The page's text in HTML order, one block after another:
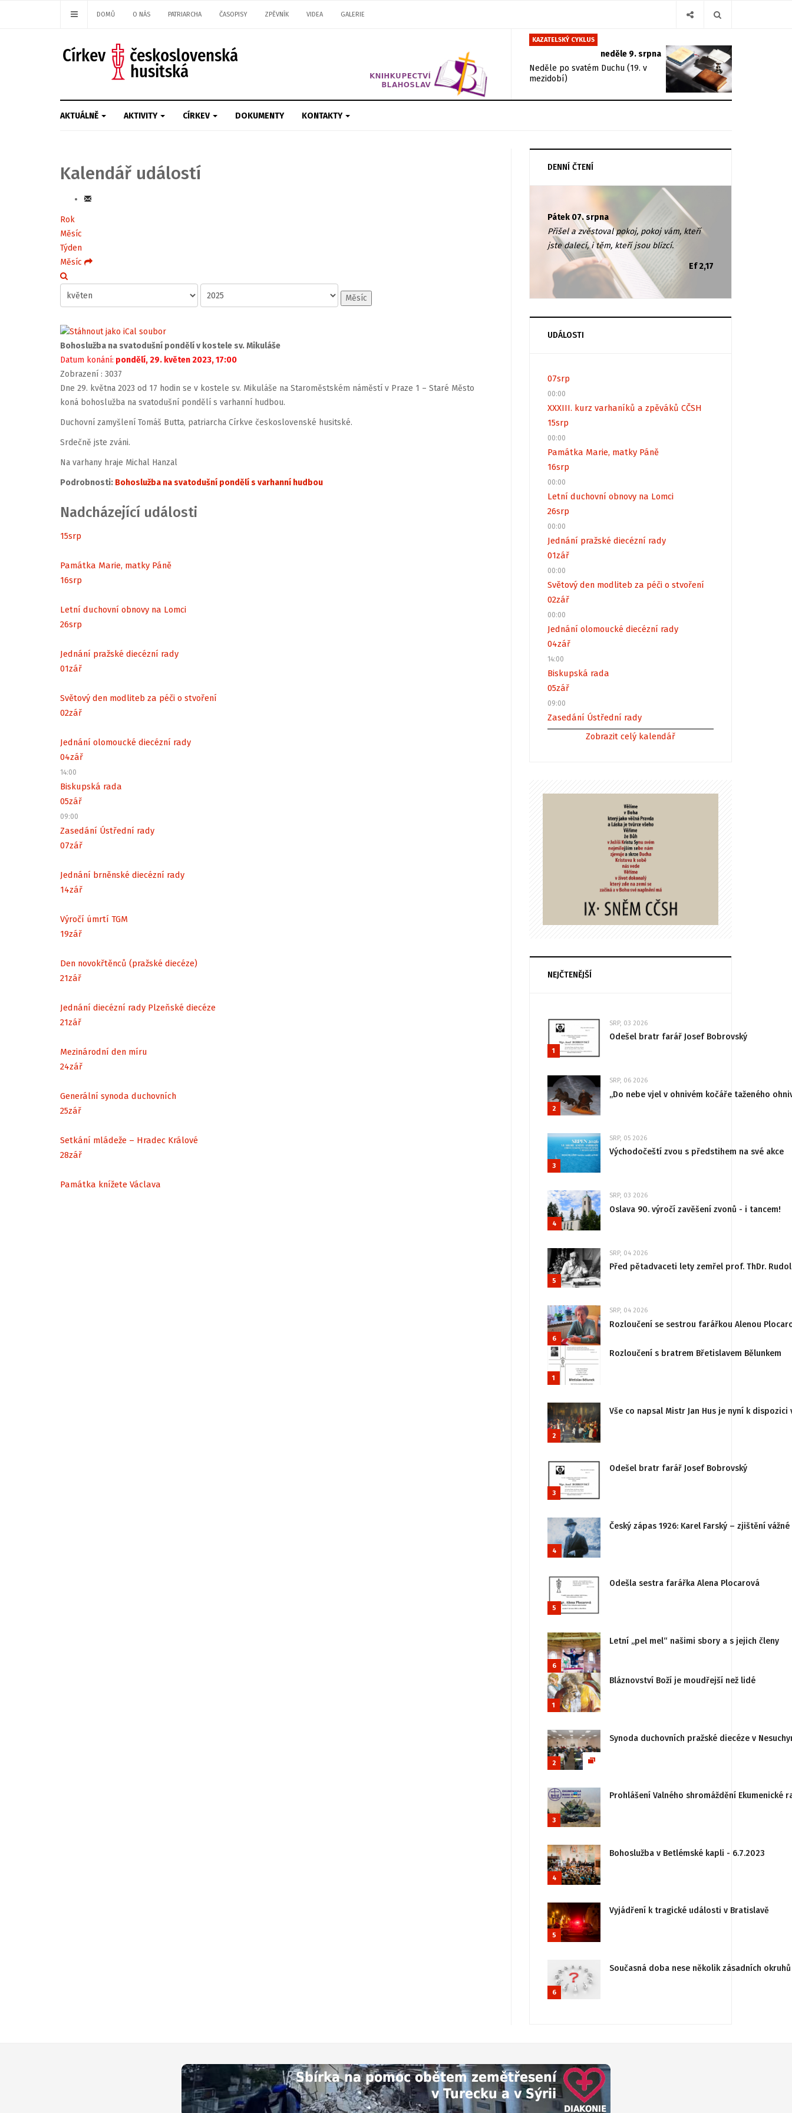
DOMŮ O NÁS PATRIARCHA ČASOPISY ZPĚVNÍK VIDEA GALERIE
KAZATELSKÝ CYKLUS
neděle 9. srpna
Neděle po svatém Duchu (19. v
mezidobí)
AKTUÁLNĚ AKTIVITY CÍRKEV DOKUMENTY KONTAKTY
Kalendář událostí
Rok
Měsíc
Týden
Měsíc
Měsíc
Bohoslužba na svatodušní pondělí v kostele sv. Mikuláše
Datum konání: pondělí, 29. květen 2023, 17:00
Zobrazení : 3037
Dne 29. května 2023 od 17 hodin se v kostele sv. Mikuláše na Staroměstském náměstí v Praze 1 – Staré Město
koná bohoslužba na svatodušní pondělí s varhanní hudbou.
Duchovní zamyšlení Tomáš Butta, patriarcha Církve československé husitské.
Srdečně jste zváni.
Na varhany hraje Michal Hanzal
Podrobnosti: Bohoslužba na svatodušní pondělí s varhanní hudbou
Nadcházející události
15srp
Památka Marie, matky Páně
16srp
Letní duchovní obnovy na Lomci
26srp
Jednání pražské diecézní rady
01zář
Světový den modliteb za péči o stvoření
02zář
Jednání olomoucké diecézní rady
04zář
14:00
Biskupská rada
05zář
09:00
Zasedání Ústřední rady
07zář
Jednání brněnské diecézní rady
14zář
Výročí úmrtí TGM
19zář
Den novokřtěnců (pražské diecéze)
21zář
Jednání diecézní rady Plzeňské diecéze
21zář
Mezinárodní den míru
24zář
Generální synoda duchovních
25zář
Setkání mládeže – Hradec Králové
28zář
Památka knížete Václava
DENNÍ ČTENÍ
Pátek 07. srpna
Přišel a zvěstoval pokoj, pokoj vám, kteří
jste dalecí, i těm, kteří jsou blízcí.
Ef 2,17
UDÁLOSTI
07srp
00:00
XXXIII. kurz varhaníků a zpěváků CČSH
15srp
00:00
Památka Marie, matky Páně
16srp
00:00
Letní duchovní obnovy na Lomci
26srp
00:00
Jednání pražské diecézní rady
01zář
00:00
Světový den modliteb za péči o stvoření
02zář
00:00
Jednání olomoucké diecézní rady
04zář
14:00
Biskupská rada
05zář
09:00
Zasedání Ústřední rady
Zobrazit celý kalendář
NEJČTENĚJŠÍ
1
SRP, 03 2026
Odešel bratr farář Josef Bobrovský
2
SRP, 06 2026
„Do nebe vjel v ohnivém kočáře taženého
3
SRP, 05 2026
Východočeští zvou s předstihem na své akce
4
SRP, 03 2026
Oslava 90. výročí zavěšení zvonů - i tancem!
5
SRP, 04 2026
Před pětadvaceti lety zemřel prof. ThDr.
6
SRP, 04 2026
Rozloučení se sestrou farářkou Alenou
1
Rozloučení s bratrem Břetislavem Bělunkem
2
Vše co napsal Mistr Jan Hus je nyní k
3
Odešel bratr farář Josef Bobrovský
4
Český zápas 1926: Karel Farský – zjištění
5
Odešla sestra farářka Alena Plocarová
6
Letní „pel mel“ našimi sbory a s jejich členy
1
Bláznovství Boží je moudřejší než lidé
2
Synoda duchovních pražské diecéze v
3
Prohlášení Valného shromáždění
4
Bohoslužba v Betlémské kapli - 6.7.2023
5
Vyjádření k tragické události v Bratislavě
6
Současná doba nese několik zásadních